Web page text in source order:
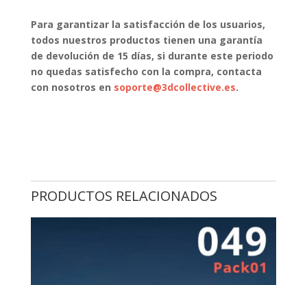
Para garantizar la satisfacción de los usuarios,
todos nuestros productos tienen una garantía
de devolución de 15 días, si durante este periodo
no quedas satisfecho con la compra, contacta
con nosotros en soporte@3dcollective.es.
PRODUCTOS RELACIONADOS